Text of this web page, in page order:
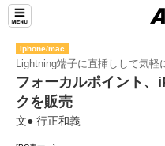
iphone/mac
Lightning端子に直挿しして気軽
フォーカルポイント
クを販売
文● 行正和義